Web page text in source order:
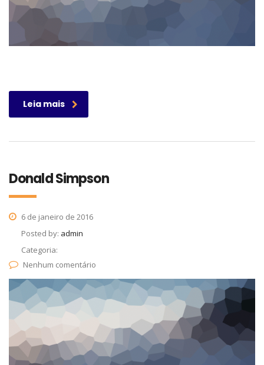
Leia mais
Donald Simpson
6 de janeiro de 2016
Posted by: admin
Categoria:
Nenhum comentário